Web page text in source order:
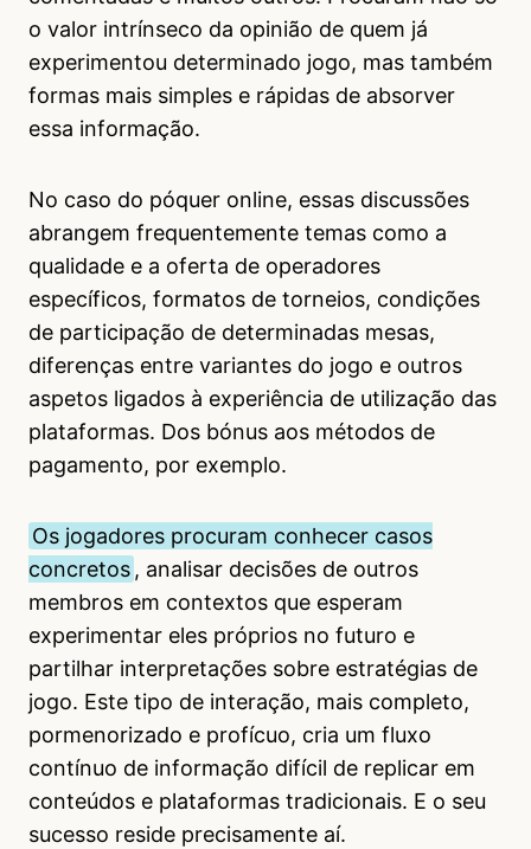
o valor intrínseco da opinião de quem já
experimentou determinado jogo, mas também
formas mais simples e rápidas de absorver
essa informação.
No caso do póquer online, essas discussões
abrangem frequentemente temas como a
qualidade e a oferta de operadores
específicos, formatos de torneios, condições
de participação de determinadas mesas,
diferenças entre variantes do jogo e outros
aspetos ligados à experiência de utilização das
plataformas. Dos bónus aos métodos de
pagamento, por exemplo.
Os jogadores procuram conhecer casos
concretos, analisar decisões de outros
membros em contextos que esperam
experimentar eles próprios no futuro e
partilhar interpretações sobre estratégias de
jogo. Este tipo de interação, mais completo,
pormenorizado e profícuo, cria um fluxo
contínuo de informação difícil de replicar em
conteúdos e plataformas tradicionais. E o seu
sucesso reside precisamente aí.